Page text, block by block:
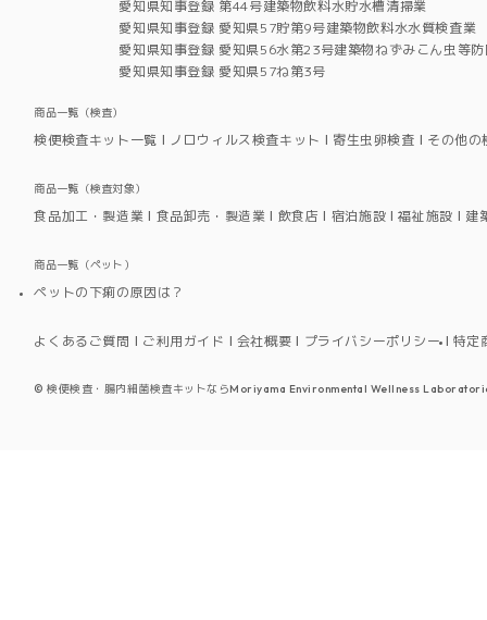
愛知県知事登録 第44号建築物飲料水貯水槽清掃業
愛知県知事登録 愛知県57貯第9号建築物飲料水水質検査業
愛知県知事登録 愛知県56水第23号建築物ねずみこん虫等
愛知県知事登録 愛知県57ね第3号
商品一覧（検査）
検便検査キット一覧 ノロウィルス検査キット 寄生虫卵検査 その他の
商品一覧（検査対象）
食品加工・製造業 食品卸売・製造業 飲食店 宿泊施設 福祉施設 建
商品一覧（ペット）
ペットの下痢の原因は？
よくあるご質問 ご利用ガイド 会社概要 プライバシーポリシー 特定
©検便検査・腸内細菌検査キットならMoriyama Environmental Wellness